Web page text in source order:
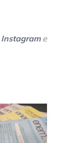
Instagrame